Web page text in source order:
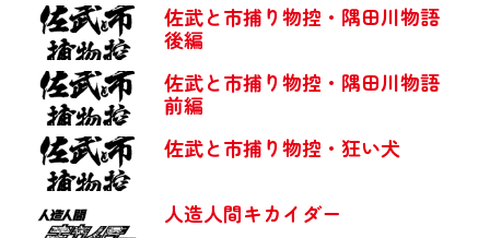
佐武と市捕り物控・隅田川物語
後編
佐武と市捕り物控・隅田川物語
前編
佐武と市捕り物控・狂い犬
人造人間キカイダー